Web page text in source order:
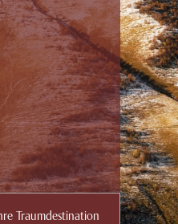
Traumdestination